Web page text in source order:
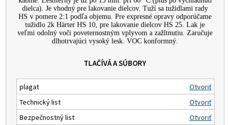
dielca). Je vhodný pre lakovanie dielcov. Tuží sa tužidlami rady
HS v pomere 2:1 podľa objemu. Pre expresné opravy odporúčame
tužidlo 2k Härter HS 10, pre lakovanie dielcov HS 25. Lak je
veľmi odolný voči poveternostným vplyvom a zažltnutiu. Zaručuje
dlhotrvajúci vysoký lesk. VOC konformný.
TLAČÍVÁ A SÚBORY
plagat
Otvoriť
Technický list
Otvoriť
Bezpečnostný list
Otvoriť